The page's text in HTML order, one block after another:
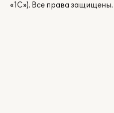
«1С»). Все права защищены.